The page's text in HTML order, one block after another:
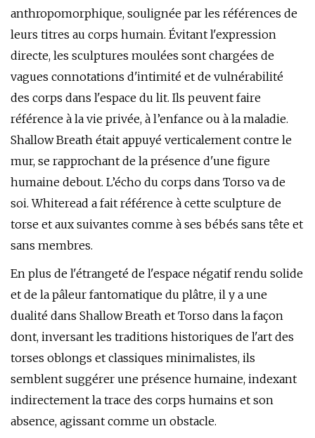
anthropomorphique, soulignée par les références de
leurs titres au corps humain. Évitant l'expression
directe, les sculptures moulées sont chargées de
vagues connotations d'intimité et de vulnérabilité
des corps dans l'espace du lit. Ils peuvent faire
référence à la vie privée, à l’enfance ou à la maladie.
Shallow Breath était appuyé verticalement contre le
mur, se rapprochant de la présence d'une figure
humaine debout. L’écho du corps dans Torso va de
soi. Whiteread a fait référence à cette sculpture de
torse et aux suivantes comme à ses bébés sans tête et
sans membres.
En plus de l'étrangeté de l'espace négatif rendu solide
et de la pâleur fantomatique du plâtre, il y a une
dualité dans Shallow Breath et Torso dans la façon
dont, inversant les traditions historiques de l'art des
torses oblongs et classiques minimalistes, ils
semblent suggérer une présence humaine, indexant
indirectement la trace des corps humains et son
absence, agissant comme un obstacle.